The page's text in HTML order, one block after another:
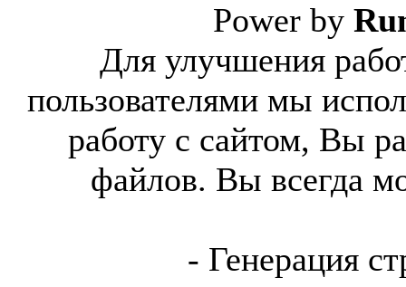
Power by
Для улучшения
пользователями мы
работу с сайтом, Вы
файлов. Вы всегда
- Генерация